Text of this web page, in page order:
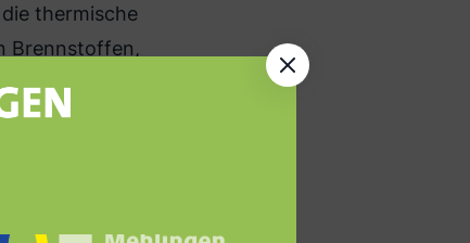
thermische
Brennstoffen,
verlegt und eine
zum